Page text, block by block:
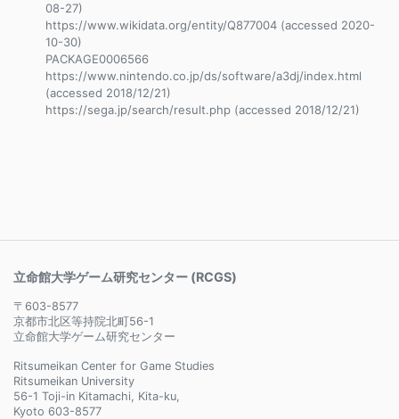
08-27)
https://www.wikidata.org/entity/Q877004 (accessed 2020-
10-30)
PACKAGE0006566
https://www.nintendo.co.jp/ds/software/a3dj/index.html
(accessed 2018/12/21)
https://sega.jp/search/result.php (accessed 2018/12/21)
立命館大学ゲーム研究センター (RCGS)
〒603-8577
京都市北区等持院北町56-1
立命館大学ゲーム研究センター
Ritsumeikan Center for Game Studies
Ritsumeikan University
56-1 Toji-in Kitamachi, Kita-ku,
Kyoto 603-8577